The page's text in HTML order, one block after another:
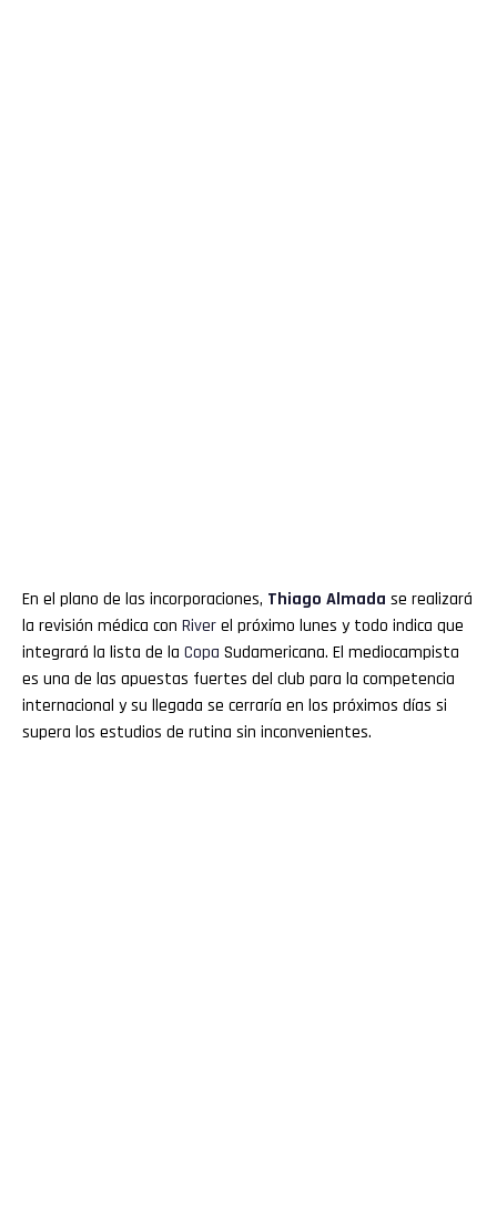
En el plano de las incorporaciones, Thiago Almada se realizará
la revisión médica con Riverel próximo lunes y todo indica que
integrará la lista de la Copa Sudamericana. El mediocampista
es una de las apuestas fuertes del club para la competencia
internacional y su llegada se cerraría en los próximos días si
supera los estudios de rutina sin inconvenientes.